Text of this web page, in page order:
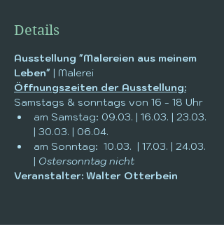
Details
Ausstellung "Malereien aus meinem
Leben" | Malerei
Öffnungszeiten der Ausstellung:
Samstags & sonntags von 16 - 18 Uhr
am Samstag: 09.03. | 16.03. | 23.03.
| 30.03. | 06.04.
am Sonntag:  10.03.  | 17.03. | 24.03.
| Ostersonntag nicht
Veranstalter: Walter Otterbein